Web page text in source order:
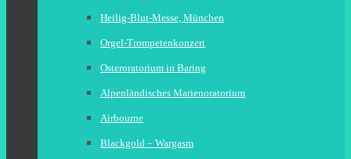
Heilig-Blut-Messe, München
Orgel-Trompetenkonzert
Osteroratorium in Baring
Alpenländisches Marienoratorium
Airbourne
Blackgold – Wargasm